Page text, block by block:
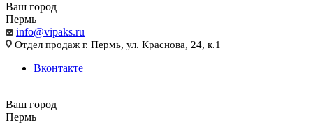
Ваш город
Пермь
info@vipaks.ru
Отдел продаж г. Пермь, ул. Краснова, 24, к.1
Вконтакте
Ваш город
Пермь